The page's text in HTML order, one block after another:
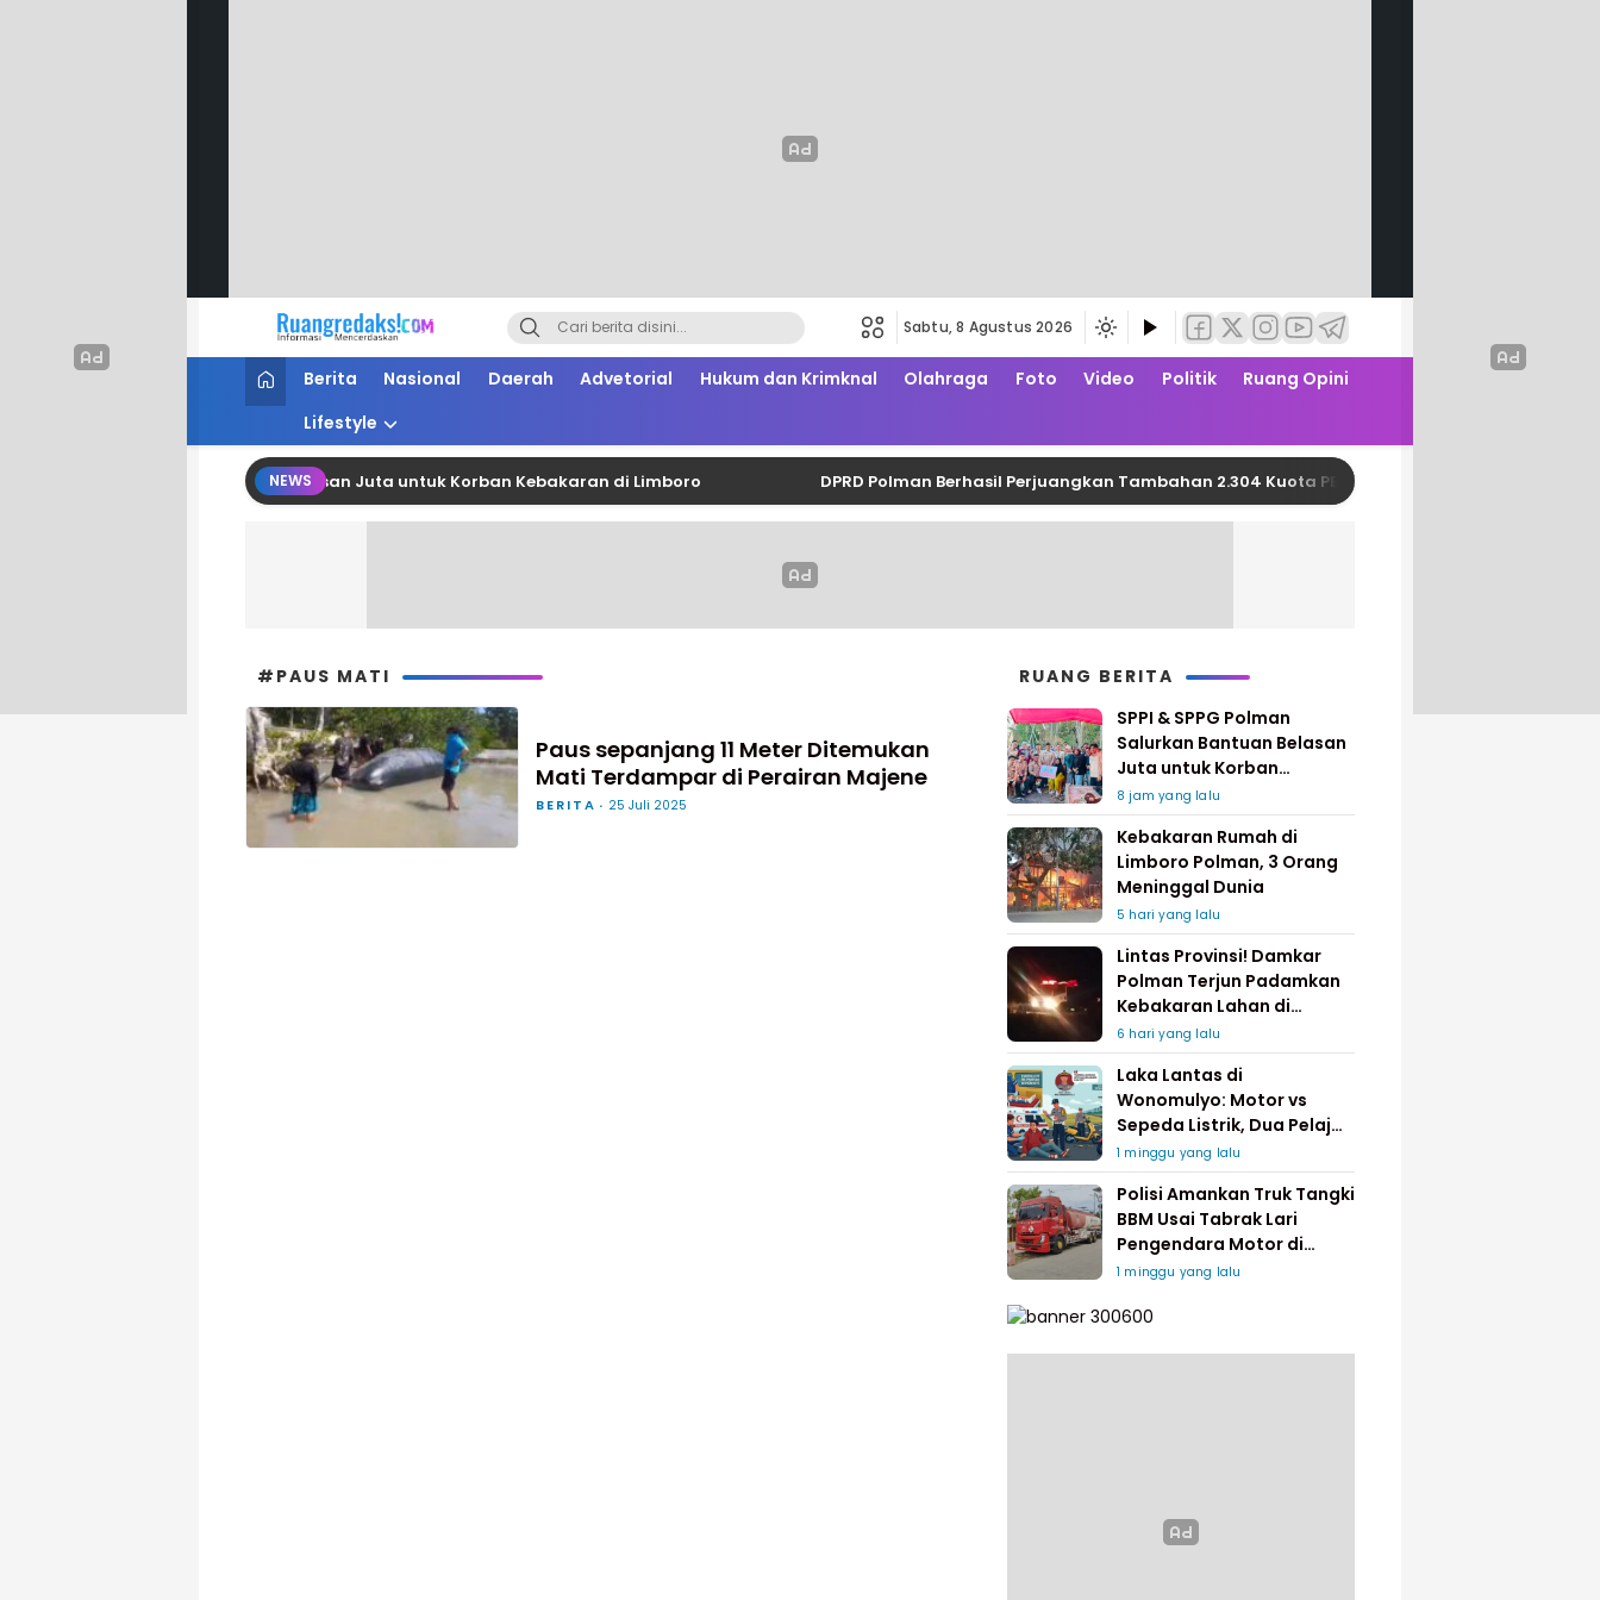
Ruang Redaksi
Informasi Mencerdaskan
Sabtu, 8 Agustus 2026
Berita Nasional Daerah Advetorial Hukum dan Krimknal Olahraga Foto Video Politik
Ruang Opini
Lifestyle
NEWS
Polman Salurkan Bantuan Belasan Juta untuk Korban Kebakaran di Limboro DPRD Polman Berhasil Perjuangkan Tambahan 2.304 Kuota PBI JK APBN dari Kemensos RI
#PAUS MATI
Paus sepanjang 11 Meter Ditemukan
Mati Terdampar di Perairan Majene
BERITA 25 Juli 2025
RUANG BERITA
SPPI & SPPG Polman
Salurkan Bantuan Belasan
Juta untuk Korban
Kebakaran di Limboro
8 jam yang lalu
Kebakaran Rumah di
Limboro Polman, 3 Orang
Meninggal Dunia
5 hari yang lalu
Lintas Provinsi! Damkar
Polman Terjun Padamkan
Kebakaran Lahan di
Pinrang
6 hari yang lalu
Laka Lantas di
Wonomulyo: Motor vs
Sepeda Listrik, Dua Pelajar
Dilarikan ke Rumah Sakit
1 minggu yang lalu
Polisi Amankan Truk Tangki
BBM Usai Tabrak Lari
Pengendara Motor di
Matakali
1 minggu yang lalu